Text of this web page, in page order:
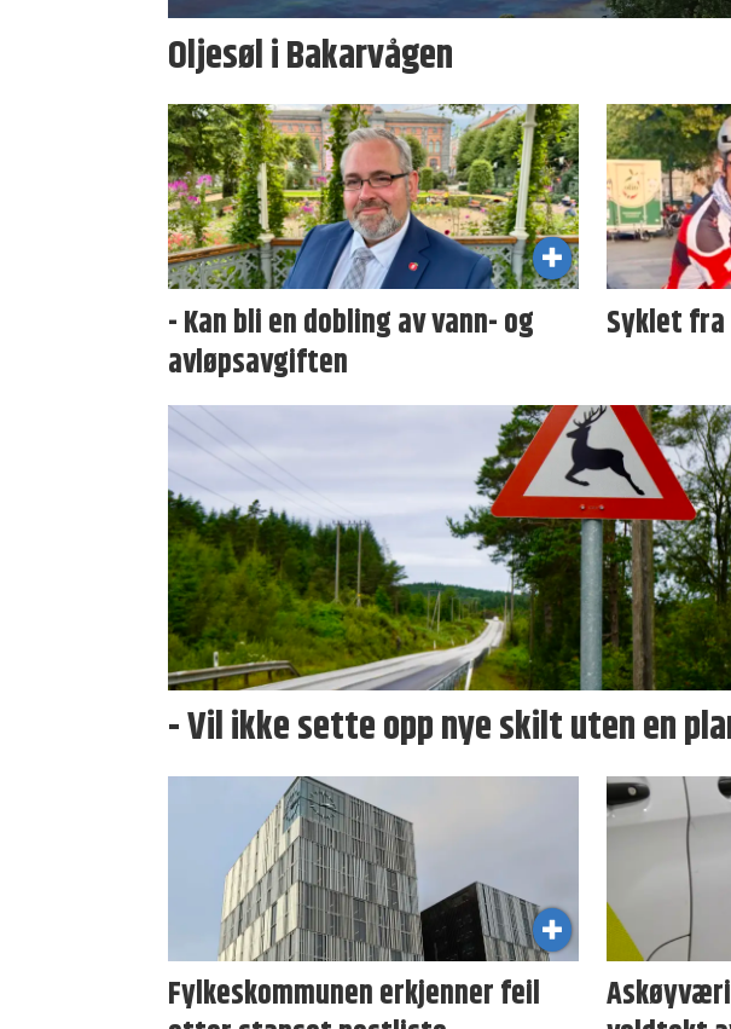
Oljesøl i Bakarvågen
- Kan bli en dobling av vann- og
avløpsavgiften
Syklet
- Vil ikke sette opp nye skilt uten en
Fylkeskommunen erkjenner feil